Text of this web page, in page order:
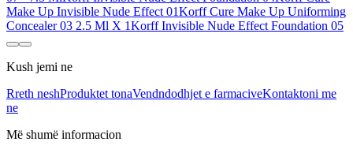
Make Up Invisible Nude Effect 01Korff Cure Make Up Uniforming
Concealer 03 2.5 Ml X 1Korff Invisible Nude Effect Foundation 05
Kush jemi ne
Rreth neshProduktet tonaVendndodhjet e farmaciveKontaktoni me
ne
Më shumë informacion